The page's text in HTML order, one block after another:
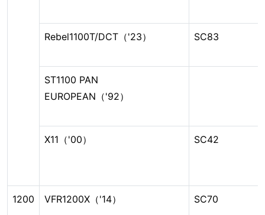
Rebel1100T/DCT（'23） SC83
ST1100 PAN
EUROPEAN（'92）
X11（'00） SC42
1200 VFR1200X（'14） SC70